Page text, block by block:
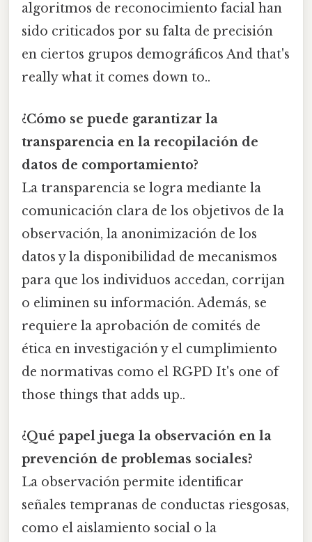
algoritmos de reconocimiento facial han
sido criticados por su falta de precisión
en ciertos grupos demográficos And that's
really what it comes down to..
¿Cómo se puede garantizar la
transparencia en la recopilación de
datos de comportamiento?
La transparencia se logra mediante la
comunicación clara de los objetivos de la
observación, la anonimización de los
datos y la disponibilidad de mecanismos
para que los individuos accedan, corrijan
o eliminen su información. Además, se
requiere la aprobación de comités de
ética en investigación y el cumplimiento
de normativas como el RGPD It's one of
those things that adds up..
¿Qué papel juega la observación en la
prevención de problemas sociales?
La observación permite identificar
señales tempranas de conductas riesgosas,
como el aislamiento social o la